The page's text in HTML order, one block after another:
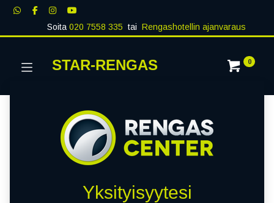
Soita020 7558 335 tai Rengashotellin ajanvaraus
STAR-RENGAS 0
Yksityisyytesi